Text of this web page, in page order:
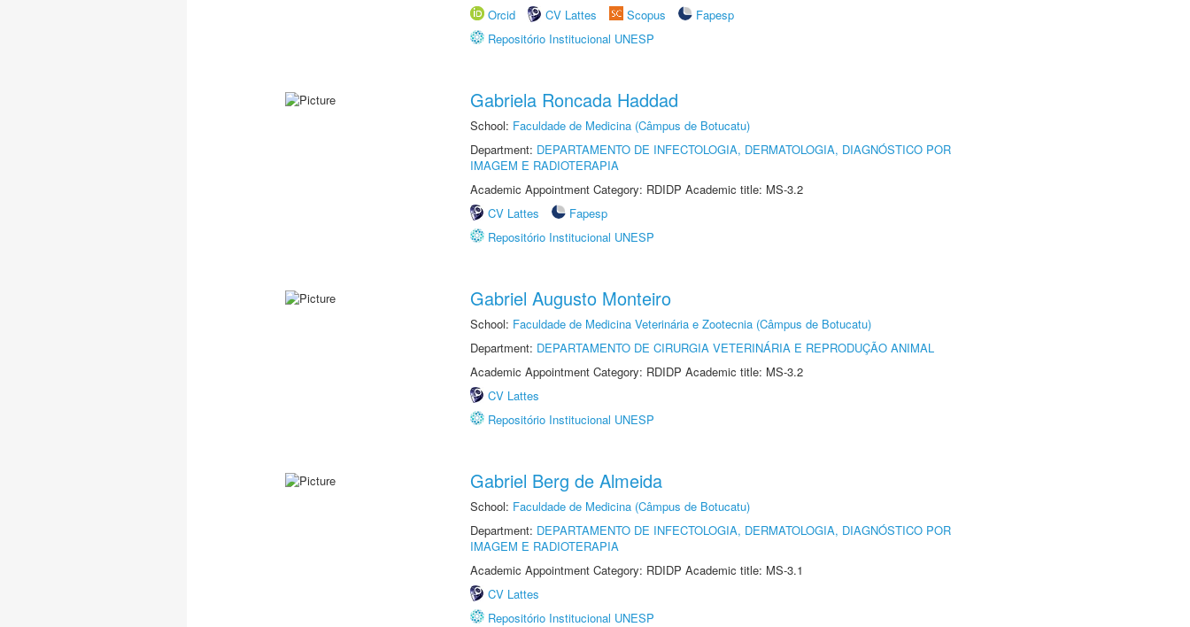
Orcid
CV Lattes Scopus
Fapesp
Repositório Institucional UNESP
Gabriela Roncada Haddad
School: Faculdade de Medicina (Câmpus de Botucatu)
Department: DEPARTAMENTO DE INFECTOLOGIA, DERMATOLOGIA, DIAGNÓSTICO POR
IMAGEM E RADIOTERAPIA
Academic Appointment Category: RDIDP Academic title: MS-3.2
CV Lattes
Fapesp
Repositório Institucional UNESP
Gabriel Augusto Monteiro
School: Faculdade de Medicina Veterinária e Zootecnia (Câmpus de Botucatu)
Department: DEPARTAMENTO DE CIRURGIA VETERINÁRIA E REPRODUÇÃO ANIMAL
Academic Appointment Category: RDIDP Academic title: MS-3.2
CV Lattes
Repositório Institucional UNESP
Gabriel Berg de Almeida
School: Faculdade de Medicina (Câmpus de Botucatu)
Department: DEPARTAMENTO DE INFECTOLOGIA, DERMATOLOGIA, DIAGNÓSTICO POR
IMAGEM E RADIOTERAPIA
Academic Appointment Category: RDIDP Academic title: MS-3.1
CV Lattes
Repositório Institucional UNESP